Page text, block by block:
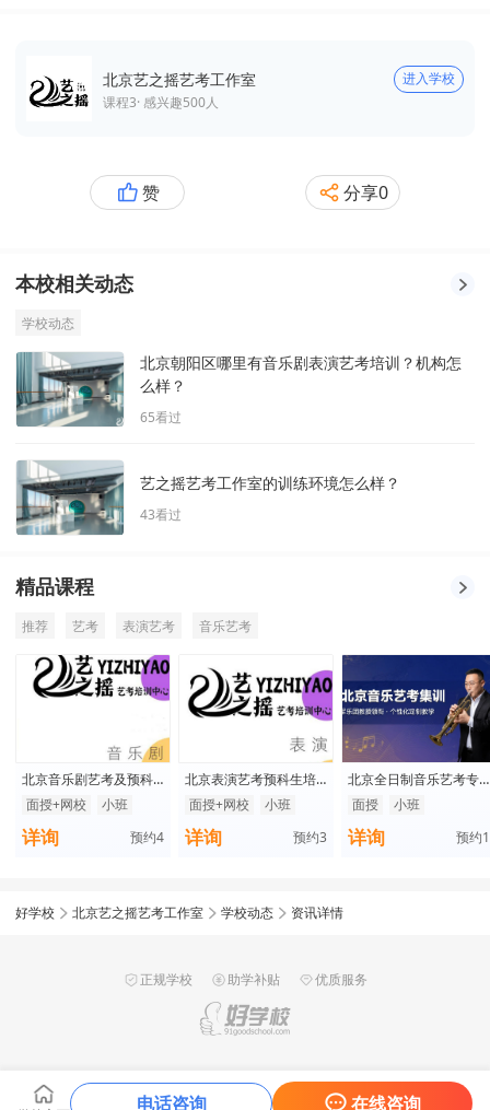
北京艺之摇艺考工作室
进入学校
课程3· 感兴趣500人
赞 分享0
本校相关动态
学校动态
北京朝阳区哪里有音乐剧表演艺考培训？机构怎
么样？
65看过
艺之摇艺考工作室的训练环境怎么样？
43看过
精品课程
推荐 艺考 表演艺考 音乐艺考
北京音乐剧艺考及预科
生培训课程
面授+网校 小班
详询 预约4
北京表演艺考预科生培
训班课程
面授+网校 小班
详询 预约3
北京全日制音乐艺考专
业集训
面授 小班
详询 预约1
电话咨询 在线咨询
好学校 北京艺之摇艺考工作室 学校动态 资讯详情
正规学校 助学补贴 优质服务